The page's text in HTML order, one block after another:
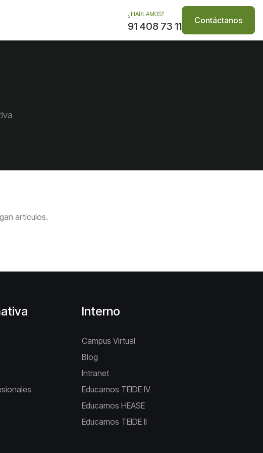
¿HABLAMOS?
91 408 73 11 Contáctanos
artículos.
Interno
Campus Virtual
Blog
Intranet
Educamos TEIDE IV
Educamos HEASE
Educamos TEIDE II